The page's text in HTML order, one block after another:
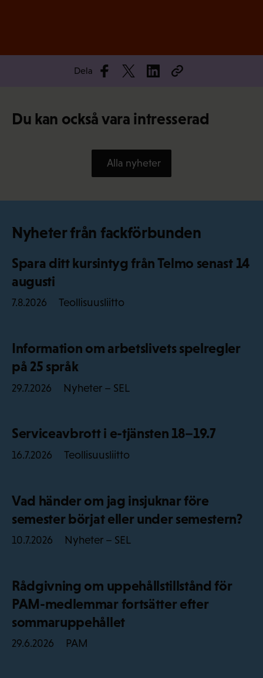
Dela
Du kan också vara intresserad
Alla nyheter
Nyheter från fackförbunden
Spara ditt kursintyg från Telmo senast 14
augusti
7.8.2026 Teollisuusliitto
Information om arbetslivets spelregler
på 25 språk
29.7.2026 Nyheter – SEL
Serviceavbrott i e-tjänsten 18–19.7
16.7.2026 Teollisuusliitto
Vad händer om jag insjuknar före
semester börjat eller under semestern?
10.7.2026 Nyheter – SEL
Rådgivning om uppehållstillstånd för
PAM-medlemmar fortsätter efter
sommaruppehållet
29.6.2026 PAM